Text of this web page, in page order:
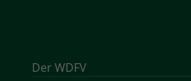
Der WDFV